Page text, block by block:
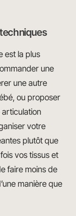
est la plus
une
une autre
ou proposer
votre
plutôt que
vos tissus et
faire moins de
manière que